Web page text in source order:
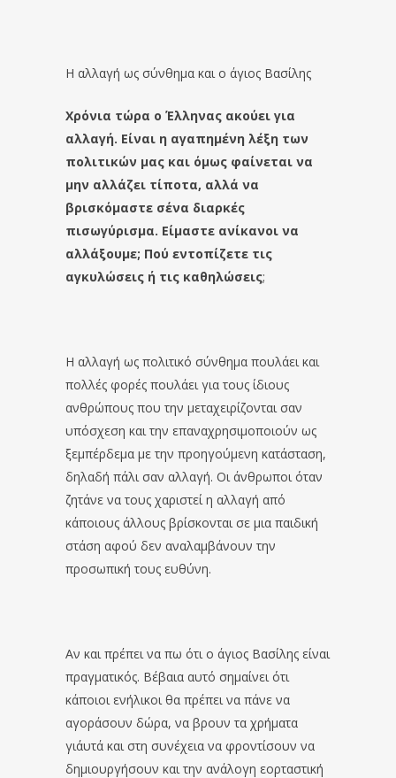
Η αλλαγή ως σύνθημα και ο άγιος Βασίλης
Χρόνια τώρα ο Έλληνας ακούει για
αλλαγή. Είναι η αγαπημένη λέξη των
πολιτικών μας και όμως φαίνεται να
μην αλλάζει τίποτα, αλλά να
βρισκόμαστε σ΄ενα διαρκές
πισωγύρισμα. Είμαστε ανίκανοι να
αλλάξουμε; Πού εντοπίζετε τις
αγκυλώσεις ή τις καθηλώσεις;
Η αλλαγή ως πολιτικό σύνθημα πουλάει και
πολλές φορές πουλάει για τους ίδιους
ανθρώπους που την μεταχειρίζονται σαν
υπόσχεση και την επαναχρησιμοποιούν ως
ξεμπέρδεμα με την προηγούμενη κατάσταση,
δηλαδή πάλι σαν αλλαγή. Οι άνθρωποι όταν
ζητάνε να τους χαριστεί η αλλαγή από
κάποιους άλλους βρίσκονται σε μια παιδική
στάση αφού δεν αναλαμβάνουν την
προσωπική τους ευθύνη.
Αν και πρέπει να πω ότι ο άγιος Βασίλης είναι
πραγματικός. Βέβαια αυτό σημαίνει ότι
κάποιοι ενήλικοι θα πρέπει να πάνε να
αγοράσουν δώρα, να βρουν τα χρήματα
γι΄αυτά και στη συνέχεια να φροντίσουν να
δημιουργήσουν και την ανάλογη εορταστική